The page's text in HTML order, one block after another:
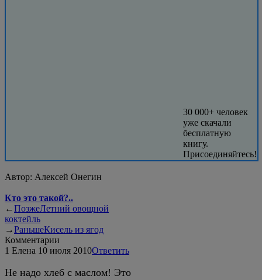
30 000+ человек
уже скачали
бесплатную
книгу.
Присоединяйтесь!
Автор: Алексей Онегин
Кто это такой?..
←ПозжеЛетний овощной
коктейль
→РаньшеКисель из ягод
Комментарии
1 Елена 10 июля 2010Ответить
Не надо хлеб с маслом! Это